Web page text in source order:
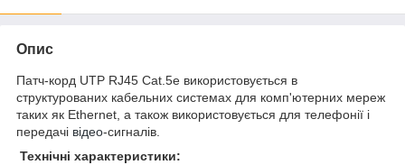
Опис
Патч-корд UTP RJ45 Cat.5e використовується в
структурованих кабельних системах для комп'ютерних мереж
таких як Ethernet, а також використовується для телефонії і
передачі відео-сигналів.
Технічні характеристики: